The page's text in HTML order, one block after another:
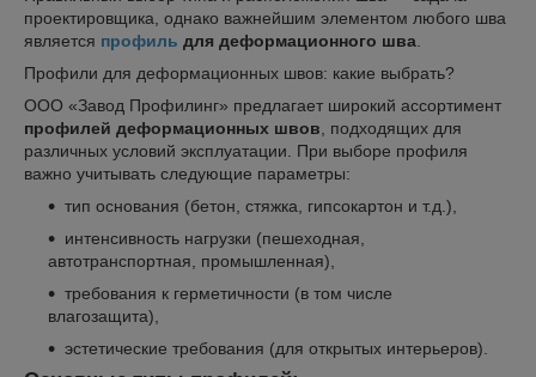
проектировщика, однако важнейшим элементом любого шва
является профиль для деформационного шва.
Профили для деформационных швов: какие выбрать?
ООО «Завод Профилинг» предлагает широкий ассортимент
профилей деформационных швов, подходящих для
различных условий эксплуатации. При выборе профиля
важно учитывать следующие параметры:
тип основания (бетон, стяжка, гипсокартон и т.д.),
интенсивность нагрузки (пешеходная,
автотранспортная, промышленная),
требования к герметичности (в том числе
влагозащита),
эстетические требования (для открытых интерьеров).